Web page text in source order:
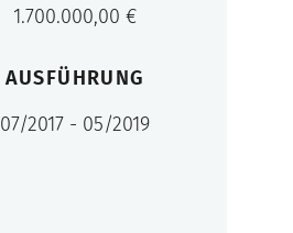
1.700.000,00 €
AUSFÜHRUNG
07/2017 - 05/2019